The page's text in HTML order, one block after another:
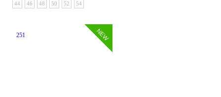
44 46 48 50 52 54
251